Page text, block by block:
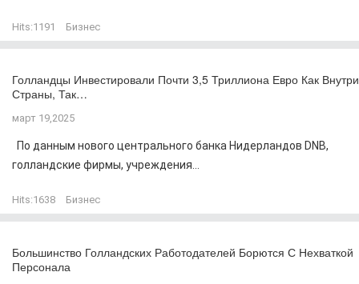
Hits:1191 Бизнес
Голландцы Инвестировали Почти 3,5 Триллиона Евро Как Внутри
Страны, Так…
март 19,2025
По данным нового центрального банка Нидерландов DNB,
голландские фирмы, учреждения...
Hits:1638 Бизнес
Большинство Голландских Работодателей Борются С Нехваткой
Персонала